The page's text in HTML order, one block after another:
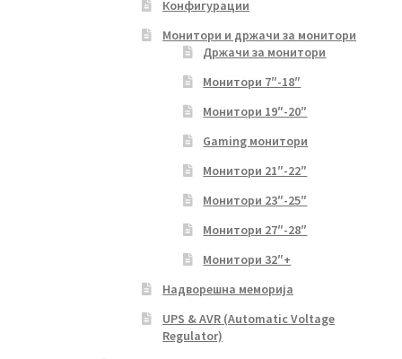
Конфигурации
Монитори и држачи за монитори
Држачи за монитори
Монитори 7″-18″
Монитори 19″-20″
Gaming монитори
Монитори 21″-22″
Монитори 23″-25″
Монитори 27″-28″
Монитори 32″+
Надворешна меморија
UPS & AVR (Automatic Voltage
Regulator)